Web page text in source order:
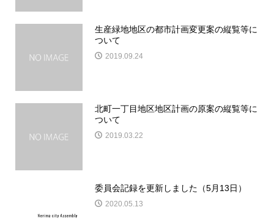
生産緑地地区の都市計画変更案の縦覧等に
ついて
2019.09.24
北町一丁目地区地区計画の原案の縦覧等に
ついて
2019.03.22
委員会記録を更新しました（5月13日）
2020.05.13